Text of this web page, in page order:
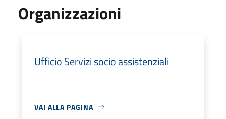
Organizzazioni
Ufficio Servizi socio assistenziali
VAI ALLA PAGINA